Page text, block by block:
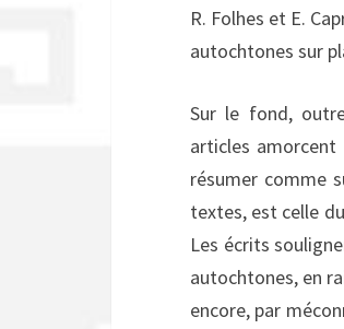
R. Folhes et E.
autochtones sur
Sur le fond,
articles amorcent
résumer comme
textes, est celle
Les écrits
autochtones, en
encore, par